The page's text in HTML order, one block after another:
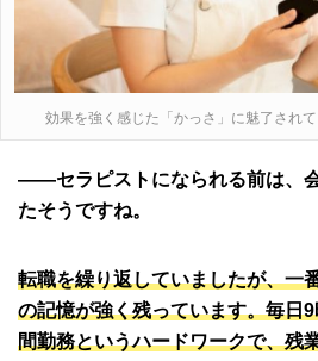
効果を強く感じた「かっさ」に魅了され
――セラピストになられる前は、
たそうですね。
転職を繰り返していましたが、一
の記憶が強く残っています。毎日
間勤務というハードワークで、残